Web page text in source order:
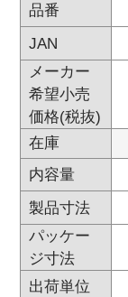
品番
JAN
メーカー
希望小売
価格(税抜)
在庫
内容量
製品寸法
パッケー
ジ寸法
出荷単位